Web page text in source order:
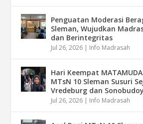
Penguatan Moderasi
Sleman, Wujudkan
dan Berintegritas
Jul 26, 2026 | Info Madrasah
Hari Keempat
MTsN 10 Sleman Susuri
Vredeburg dan
Jul 26, 2026 | Info Madrasah